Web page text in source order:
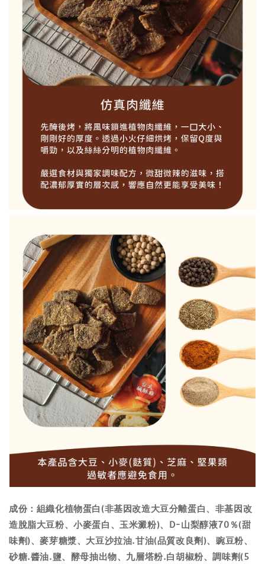
成份：組織化植物蛋白(非基因改造大豆分離蛋白、非基因改
造脫脂大豆粉、小麥蛋白、玉米澱粉)、D-山梨醇液70％(甜
味劑)、麥芽糖漿、大豆沙拉油.甘油(品質改良劑)、豌豆粉、
砂糖.醬油.鹽、酵母抽出物、九層塔粉.白胡椒粉、調味劑(5